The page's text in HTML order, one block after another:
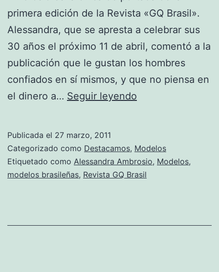
primera edición de la Revista «GQ Brasil».
Alessandra, que se apresta a celebrar sus
30 años el próximo 11 de abril, comentó a la
publicación que le gustan los hombres
confiados en sí mismos, y que no piensa en
el dinero a… Seguir leyendo
en
portada
de
Publicada el 27 marzo, 2011
Categorizado como Destacamos, Modelos
Etiquetado como Alessandra Ambrosio, Modelos,
modelos brasileñas, Revista GQ Brasil